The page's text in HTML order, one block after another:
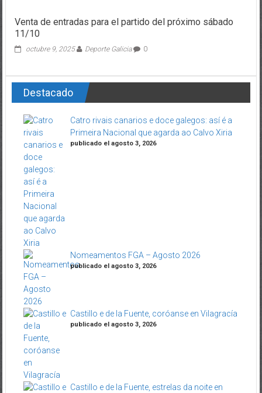
Venta de entradas para el partido del próximo sábado
11/10
octubre 9, 2025 Deporte Galicia 0
Destacado
Catro rivais canarios e doce galegos: así é a
Primeira Nacional que agarda ao Calvo Xiria
publicado el agosto 3, 2026
Nomeamentos FGA – Agosto 2026
publicado el agosto 3, 2026
Castillo e de la Fuente, coróanse en Vilagracía
publicado el agosto 3, 2026
Castillo e de la Fuente, estrelas da noite en